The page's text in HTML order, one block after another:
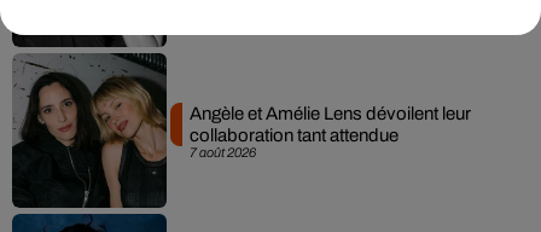
7 août 2026
Angèle et Amélie Lens dévoilent leur
collaboration tant attendue